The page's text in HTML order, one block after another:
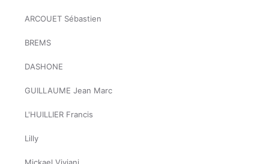
ARCOUET Sébastien
BREMS
DASHONE
GUILLAUME Jean Marc
L'HUILLIER Francis
Lilly